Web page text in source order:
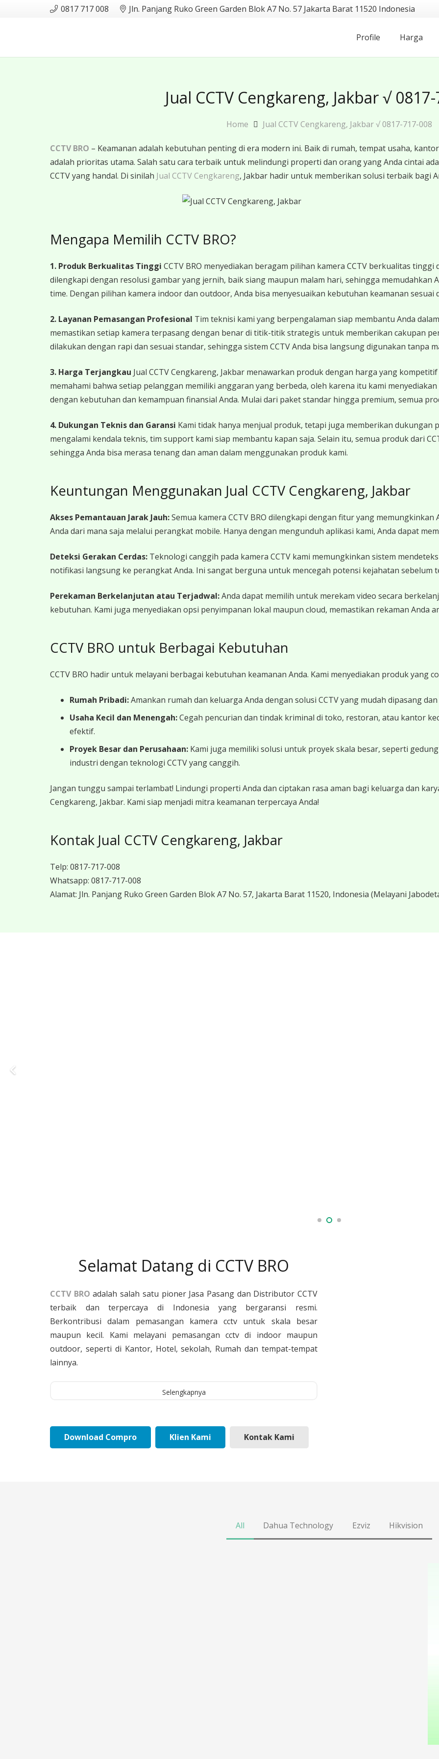
0817 717 008 Jln. Panjang Ruko Green Garden Blok A7 No. 57 Jakarta Barat 11520 Indonesia
Profile Harga
Jual CCTV Cengkareng, Jakbar √
Home Jual CCTV Cengkareng, Jakbar √ 0817-717-008
CCTV BRO – Keamanan adalah kebutuhan penting di era modern ini. Baik di rumah, tempat usaha,
adalah prioritas utama. Salah satu cara terbaik untuk melindungi properti dan orang yang Anda cintai
CCTV yang handal. Di sinilah Jual CCTV Cengkareng, Jakbar hadir untuk memberikan solusi terbaik bagi
Mengapa Memilih CCTV BRO?
1. Produk Berkualitas Tinggi CCTV BRO menyediakan beragam pilihan kamera CCTV berkualitas
dilengkapi dengan resolusi gambar yang jernih, baik siang maupun malam hari, sehingga memudahkan
time. Dengan pilihan kamera indoor dan outdoor, Anda bisa menyesuaikan kebutuhan keamanan sesuai
2. Layanan Pemasangan Profesional Tim teknisi kami yang berpengalaman siap membantu Anda
memastikan setiap kamera terpasang dengan benar di titik-titik strategis untuk memberikan cakupan
dilakukan dengan rapi dan sesuai standar, sehingga sistem CCTV Anda bisa langsung digunakan tanpa
3. Harga Terjangkau Jual CCTV Cengkareng, Jakbar menawarkan produk dengan harga yang
memahami bahwa setiap pelanggan memiliki anggaran yang berbeda, oleh karena itu kami
dengan kebutuhan dan kemampuan finansial Anda. Mulai dari paket standar hingga premium, semua
4. Dukungan Teknis dan Garansi Kami tidak hanya menjual produk, tetapi juga memberikan dukungan
mengalami kendala teknis, tim support kami siap membantu kapan saja. Selain itu, semua produk dari
sehingga Anda bisa merasa tenang dan aman dalam menggunakan produk kami.
Keuntungan Menggunakan Jual CCTV Cengkareng, Jakbar
Akses Pemantauan Jarak Jauh:Semua kamera CCTV BRO dilengkapi dengan fitur yang
Anda dari mana saja melalui perangkat mobile. Hanya dengan mengunduh aplikasi kami, Anda dapat
Deteksi Gerakan Cerdas: Teknologi canggih pada kamera CCTV kami memungkinkan sistem
notifikasi langsung ke perangkat Anda. Ini sangat berguna untuk mencegah potensi kejahatan sebelum
Perekaman Berkelanjutan atau Terjadwal:Anda dapat memilih untuk merekam video secara
kebutuhan. Kami juga menyediakan opsi penyimpanan lokal maupun cloud, memastikan rekaman Anda
CCTV BRO untuk Berbagai Kebutuhan
CCTV BRO hadir untuk melayani berbagai kebutuhan keamanan Anda. Kami menyediakan produk yang
Rumah Pribadi:Amankan rumah dan keluarga Anda dengan solusi CCTV yang mudah dipasang dan
Usaha Kecil dan Menengah:Cegah pencurian dan tindak kriminal di toko, restoran, atau kantor
efektif.
Proyek Besar dan Perusahaan: Kami juga memiliki solusi untuk proyek skala besar, seperti
industri dengan teknologi CCTV yang canggih.
Jangan tunggu sampai terlambat! Lindungi properti Anda dan ciptakan rasa aman bagi keluarga dan
Cengkareng, Jakbar. Kami siap menjadi mitra keamanan terpercaya Anda!
Kontak Jual CCTV Cengkareng, Jakbar
Telp: 0817-717-008
Whatsapp: 0817-717-008
Alamat: Jln. Panjang Ruko Green Garden Blok A7 No. 57, Jakarta Barat 11520, Indonesia (Melayani
Selamat Datang di CCTV BRO
CCTV BRO adalah salah satu pioner Jasa Pasang dan Distributor CCTV
terbaik dan terpercaya di Indonesia yang bergaransi resmi.
Berkontribusi dalam pemasangan kamera cctv untuk skala besar
maupun kecil. Kami melayani pemasangan cctv di indoor maupun
outdoor, seperti di Kantor, Hotel, sekolah, Rumah dan tempat-tempat
lainnya.
Selengkapnya
Download Compro Klien Kami Kontak Kami
All Dahua Technology Ezviz Hikvision